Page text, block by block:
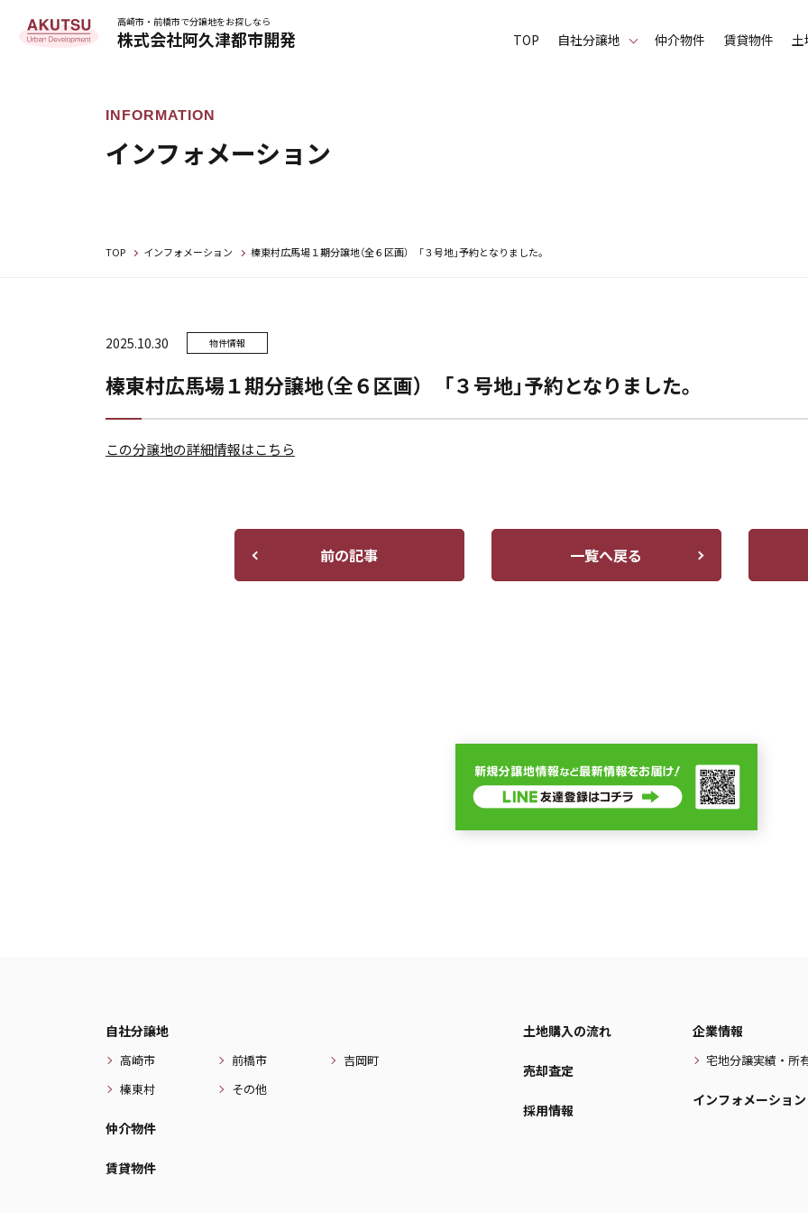
高崎市・前橋市で分譲地をお探しなら
株式会社阿久津都市開発 TOP ⾃社分譲地 仲介物件 賃貸物件 土
インフォメーション
TOP インフォメーション 榛東村広馬場１期分譲地（全６区画） 「３号地」予約となりました。
2025.10.30 物件情報
榛東村広馬場１期分譲地（全６区画） 「３号地」予約となりました。
この分譲地の詳細情報はこちら
前の記事 一覧へ戻る
自社分譲地
高崎市 前橋市
吉岡町
榛東村
その他
仲介物件
賃貸物件
土地購入の流れ
売却査定
採用情報
企業情報
宅地分譲実績・所
インフォメーション